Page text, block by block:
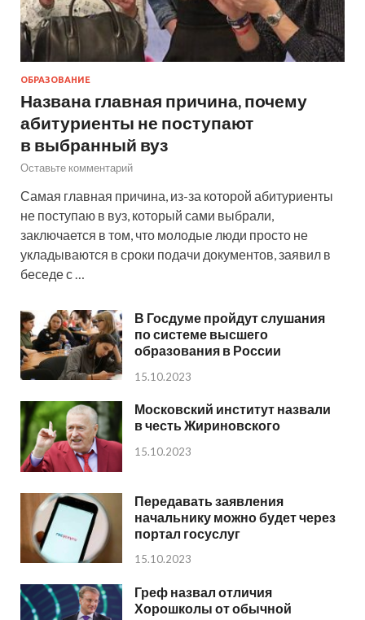
ОБРАЗОВАНИЕ
Названа главная причина, почему
абитуриенты не поступают
в выбранный вуз
Оставьте комментарий
Самая главная причина, из-за которой абитуриенты
не поступаю в вуз, который сами выбрали,
заключается в том, что молодые люди просто не
укладываются в сроки подачи документов, заявил в
беседе с …
В Госдуме пройдут слушания
по системе высшего
образования в России
15.10.2023
Московский институт назвали
в честь Жириновского
15.10.2023
Передавать заявления
начальнику можно будет через
портал госуслуг
15.10.2023
Греф назвал отличия
Хорошколы от обычной